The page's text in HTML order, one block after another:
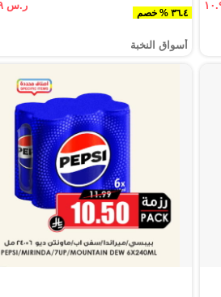
٣٦.٤ % خصم
ر.س ٦.٩٩
أسواق النخبة